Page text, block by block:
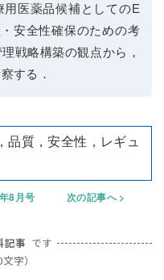
医薬品候補としてのE
安全性確保のための考
戦略構築の観点から，
する．
品質，安全性，レギュ
8月号 次の記事へ
記事 です
字）